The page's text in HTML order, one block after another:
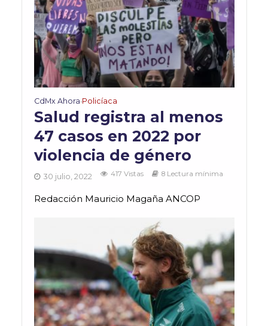
CdMx Ahora•Policíaca
Salud registra al menos
47 casos en 2022 por
violencia de género
30 julio, 2022 417 Vistas 8 Lectura mínima
Redacción Mauricio Magaña ANCOP